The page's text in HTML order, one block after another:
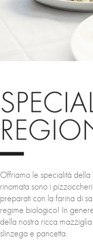
Offriamo le specialità
rinomata sono i
preparati con la farina di
regime biologico! In
della nostra ricca
slinzega e pancetta.